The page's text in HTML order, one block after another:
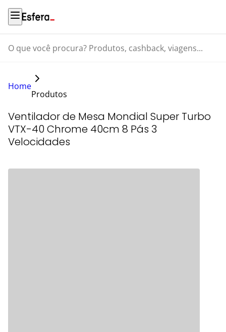
O que você procura? Produtos, cashback, viagens...
Home
Produtos
Ventilador de Mesa Mondial Super Turbo
VTX-40 Chrome 40cm 8 Pás 3
Velocidades